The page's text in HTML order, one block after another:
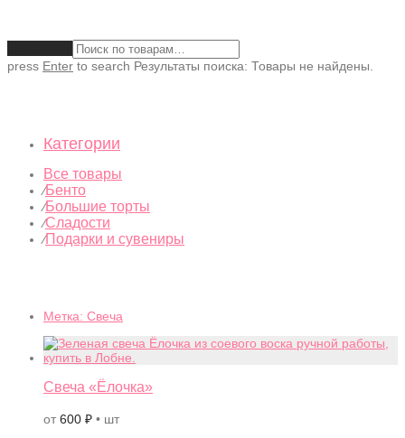
press Enter to search Результаты поиска: Товары не найдены.
Категории
Все товары
⁄Бенто
⁄Большие торты
⁄Сладости
⁄Подарки и сувениры
Метка: Свеча
Свеча «Ёлочка»
от 600 ₽ • шт